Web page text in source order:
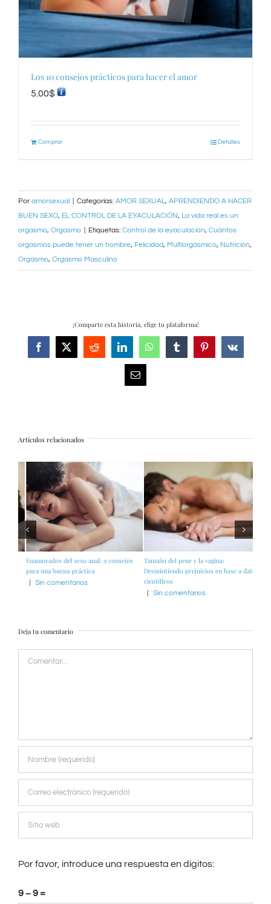
Los 10 consejos prácticos para hacer el amor
5.00$
Comprar Detalles
Por amorsexual Categorías: AMOR SEXUAL, APRENDIENDO A HACER
BUEN SEXO, EL CONTROL DE LA EYACULACIÓN, La vida real es un
orgasmo, Orgasmo Etiquetas: Control de la eyaculación, Cuántos
orgasmos puede tener un hombre, Felicidad, Multiorgásmico, Nutrición,
Orgasmo, Orgasmo Masculino
¡Comparte esta historia, elige tu plataforma!
Facebook
X Reddit LinkedInWhatsAppTumblrPinterestVk
Correo
electrónico
Artículos relacionados
Enamorados del sexo anal: 9 consejos
para una buena práctica
Sin comentarios
Tamaño del pene y la vagina:
Desmintiendo prejuicios en base a datos
científicos
Sin comentarios
Deja tu comentario
Comentar
Por favor, introduce una respuesta en dígitos:
9 − 9 =